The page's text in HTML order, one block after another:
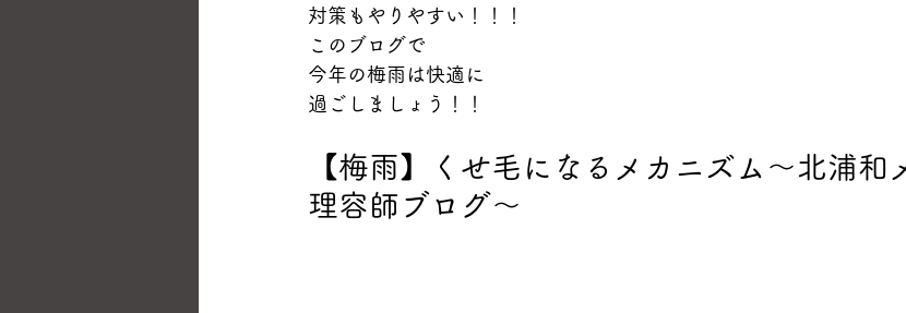
対策もやりやすい！！！
このブログで
今年の梅雨は快適に
過ごしましょう！！
【梅雨】くせ毛になるメカニズム～北浦和
理容師ブログ～